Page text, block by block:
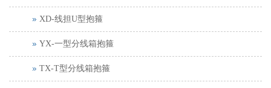
XD-线担U型抱箍
YX-一型分线箱抱箍
TX-T型分线箱抱箍